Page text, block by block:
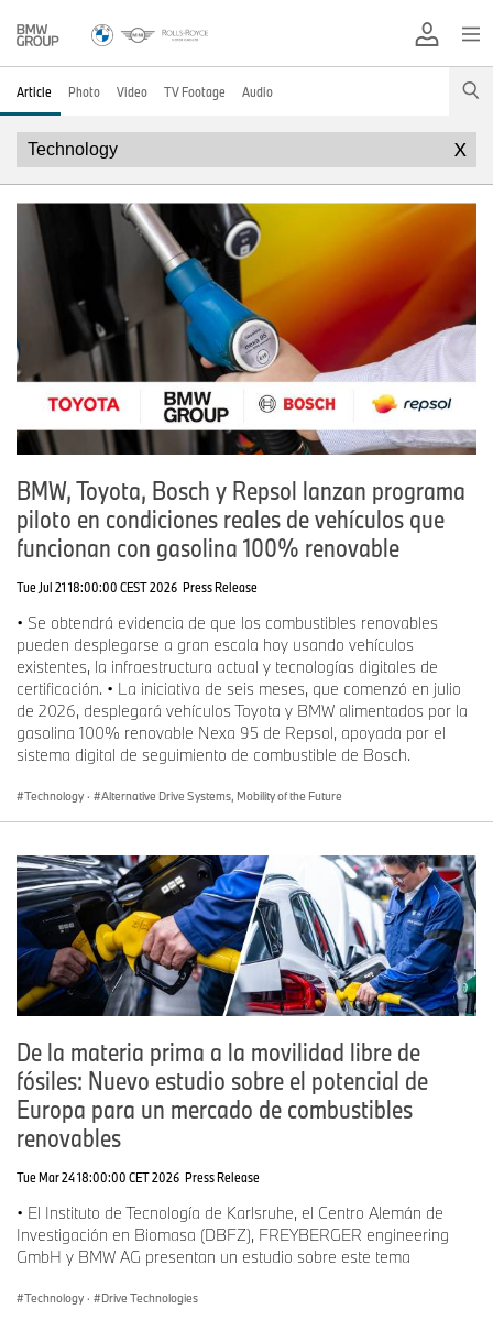
Article Photo Video TV Footage Audio
X
BMW, Toyota, Bosch y Repsol lanzan programa
piloto en condiciones reales de vehículos que
funcionan con gasolina 100% renovable
Tue Jul 21 18:00:00 CEST 2026 Press Release
• Se obtendrá evidencia de que los combustibles renovables
pueden desplegarse a gran escala hoy usando vehículos
existentes, la infraestructura actual y tecnologías digitales de
certificación. • La iniciativa de seis meses, que comenzó en julio
de 2026, desplegará vehículos Toyota y BMW alimentados por la
gasolina 100% renovable Nexa 95 de Repsol, apoyada por el
sistema digital de seguimiento de combustible de Bosch.
Technology · Alternative Drive Systems, Mobility of the Future
De la materia prima a la movilidad libre de
fósiles: Nuevo estudio sobre el potencial de
Europa para un mercado de combustibles
renovables
Tue Mar 24 18:00:00 CET 2026 Press Release
• El Instituto de Tecnología de Karlsruhe, el Centro Alemán de
Investigación en Biomasa (DBFZ), FREYBERGER engineering
GmbH y BMW AG presentan un estudio sobre este tema
Technology · Drive Technologies